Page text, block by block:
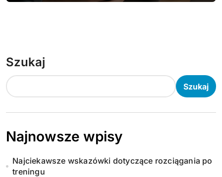
Szukaj
Szukaj
Najnowsze wpisy
Najciekawsze wskazówki dotyczące rozciągania po
treningu